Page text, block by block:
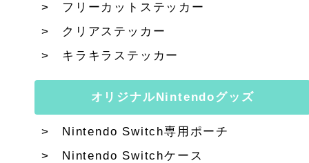
フリーカットステッカー
クリアステッカー
キラキラステッカー
オリジナルNintendoグッズ
Nintendo Switch専用ポーチ
Nintendo Switchケース